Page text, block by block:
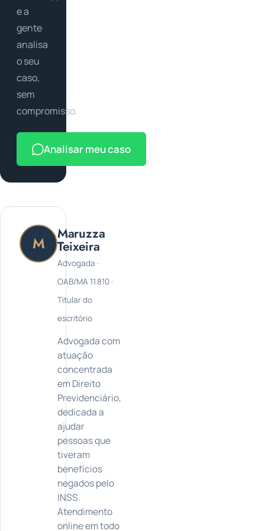
e a
gente
analisa
o seu
caso,
sem
compromisso.
Analisar meu caso
M Maruzza
Teixeira
Advogada ·
OAB/MA 11.810 ·
Titular do
escritório
Advogada com
atuação
concentrada
em Direito
Previdenciário,
dedicada a
ajudar
pessoas que
tiveram
benefícios
negados pelo
INSS.
Atendimento
online em todo